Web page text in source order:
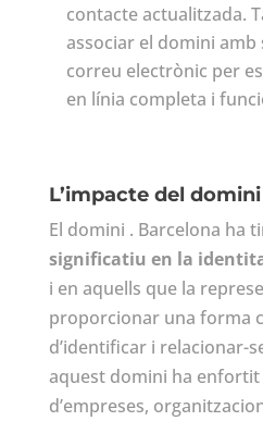
contacte actualitzada.
associar el domini amb
correu electrònic per
en línia completa i
L’impacte del
El domini . Barcelona ha
significatiu en la
i en aquells que la
proporcionar una forma
d’identificar i relacionar-
aquest domini ha enfortit
d’empreses,